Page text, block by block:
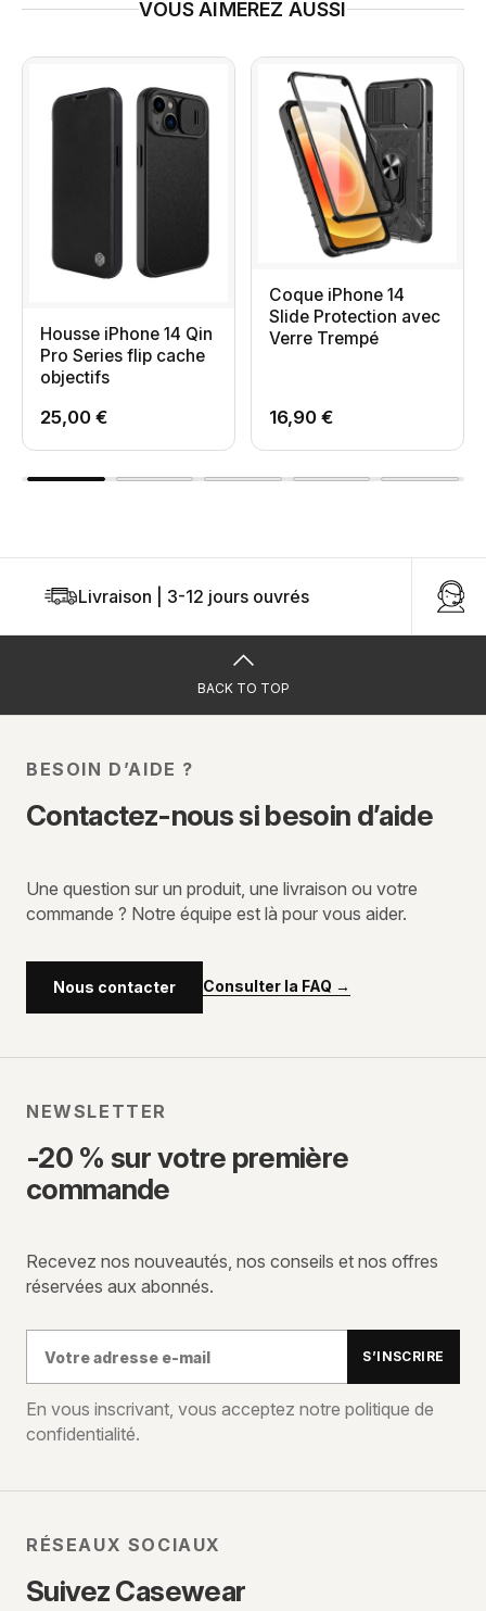
VOUS AIMEREZ AUSSI
Housse iPhone 14 Qin
Pro Series flip cache
objectifs
25,00 €
Coque iPhone 14
Slide Protection avec
Verre Trempé
16,90 €
Livraison | 3-12 jours ouvrés
BACK TO TOP
BESOIN D’AIDE ?
Contactez-nous si besoin d’aide
Une question sur un produit, une livraison ou votre
commande ? Notre équipe est là pour vous aider.
Nous contacter Consulter la FAQ →
NEWSLETTER
-20 % sur votre première
commande
Recevez nos nouveautés, nos conseils et nos offres
réservées aux abonnés.
e-
mail
S’INSCRIRE
En vous inscrivant, vous acceptez notre politique de
confidentialité.
RÉSEAUX SOCIAUX
Suivez Casewear